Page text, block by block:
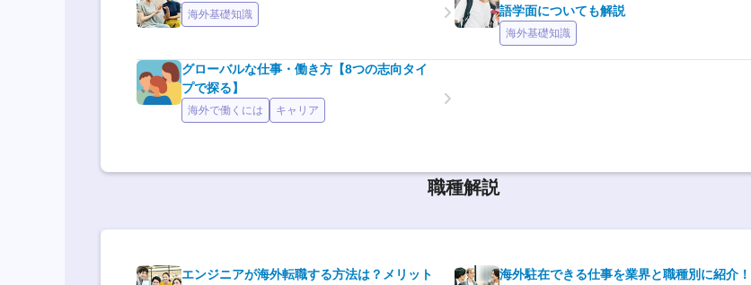
海外基礎知識
語学面についても解説
海外基礎知識
グローバルな仕事・働き方【8つの志向タイ
プで探る】
海外で働くには キャリア
職種解説
エンジニアが海外転職する方法は？メリット
海外駐在できる仕事を業界と職種別に紹介！